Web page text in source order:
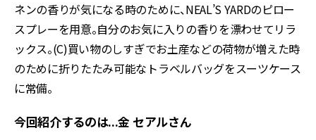
ネンの香りが気になる時のために、NEAL’S YARDのピロー
スプレーを用意。自分のお気に入りの香りを漂わせてリラ
ックス。(C)買い物のしすぎでお土産などの荷物が増えた時
のために折りたたみ可能なトラベルバッグをスーツケース
に常備。
今回紹介するのは...金 セアルさん